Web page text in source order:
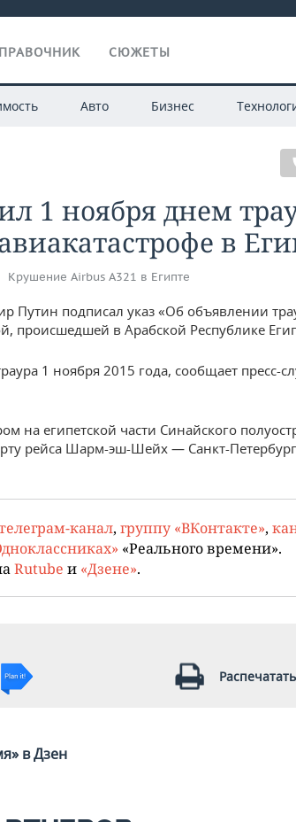
СЮЖЕТЫ
Авто Бизнес
1 ноября днем
в
Крушение Airbus А321 в Египте
Путин подписал указ «Об объявлении
происшедшей в Арабской Республике
1 ноября 2015 года, сообщает пресс-
на египетской части Синайского
рейса Шарм-эш-Шейх — Санкт-Петербург
канал, группу «ВКонтакте»,
«Реального времени».
Rutube и «Дзене».
в Дзен